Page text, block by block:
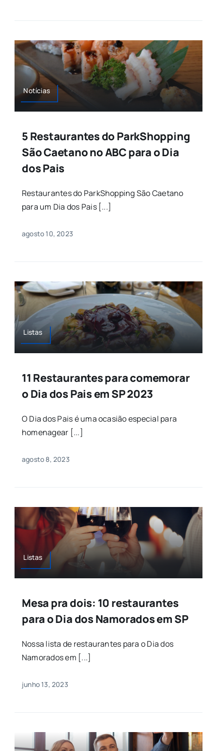
Notícias
5 Restaurantes do ParkShopping
São Caetano no ABC para o Dia
dos Pais
Restaurantes do ParkShopping São Caetano
para um Dia dos Pais [...]
agosto 10, 2023
Listas
11 Restaurantes para comemorar
o Dia dos Pais em SP 2023
O Dia dos Pais é uma ocasião especial para
homenagear [...]
agosto 8, 2023
Listas
Mesa pra dois: 10 restaurantes
para o Dia dos Namorados em SP
Nossa lista de restaurantes para o Dia dos
Namorados em [...]
junho 13, 2023